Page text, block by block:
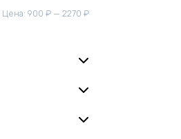
Минимальная
Максимальная
Цена: 900 ₽ — 2270 ₽